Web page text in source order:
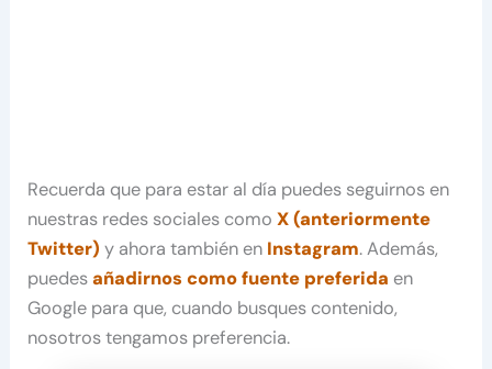
Recuerda que para estar al día puedes seguirnos en
nuestras redes sociales comoX (anteriormente
Twitter) y ahora también en Instagram. Además,
puedesañadirnos como fuente preferida en
Google para que, cuando busques contenido,
nosotros tengamos preferencia.